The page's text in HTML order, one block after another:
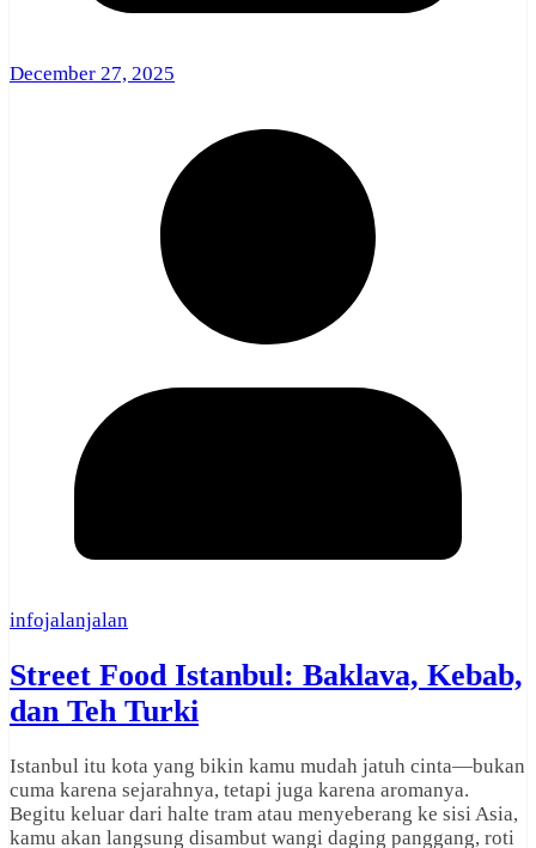
December 27, 2025
infojalanjalan
Street Food Istanbul: Baklava, Kebab,
dan Teh Turki
Istanbul itu kota yang bikin kamu mudah jatuh cinta—bukan
cuma karena sejarahnya, tetapi juga karena aromanya.
Begitu keluar dari halte tram atau menyeberang ke sisi Asia,
kamu akan langsung disambut wangi daging panggang, roti